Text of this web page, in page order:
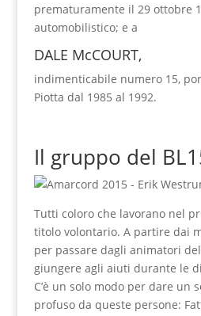
prematuramente il 29 ottobre
automobilistico; e a
DALE McCOURT,
indimenticabile numero 15,
Piotta dal 1985 al 1992.
Il gruppo del
Tutti coloro che lavorano nel
titolo volontario. A partire dai
per passare dagli animatori
giungere agli aiuti durante le
C’è un solo modo per dare un
profuso da queste persone: